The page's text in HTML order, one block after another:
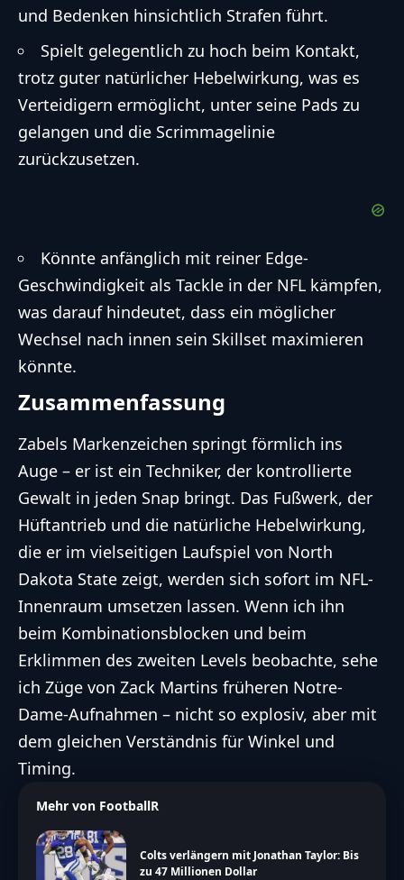
und Bedenken hinsichtlich Strafen führt.
Spielt gelegentlich zu hoch beim Kontakt,
trotz guter natürlicher Hebelwirkung, was es
Verteidigern ermöglicht, unter seine Pads zu
gelangen und die Scrimmagelinie
zurückzusetzen.
Könnte anfänglich mit reiner Edge-
Geschwindigkeit als Tackle in der NFL kämpfen,
was darauf hindeutet, dass ein möglicher
Wechsel nach innen sein Skillset maximieren
könnte.
Zusammenfassung
Zabels Markenzeichen springt förmlich ins
Auge – er ist ein Techniker, der kontrollierte
Gewalt in jeden Snap bringt. Das Fußwerk, der
Hüftantrieb und die natürliche Hebelwirkung,
die er im vielseitigen Laufspiel von North
Dakota State zeigt, werden sich sofort im NFL-
Innenraum umsetzen lassen. Wenn ich ihn
beim Kombinationsblocken und beim
Erklimmen des zweiten Levels beobachte, sehe
ich Züge von Zack Martins früheren Notre-
Dame-Aufnahmen – nicht so explosiv, aber mit
dem gleichen Verständnis für Winkel und
Timing.
Mehr von FootballR
Colts verlängern mit Jonathan Taylor: Bis
zu 47 Millionen Dollar